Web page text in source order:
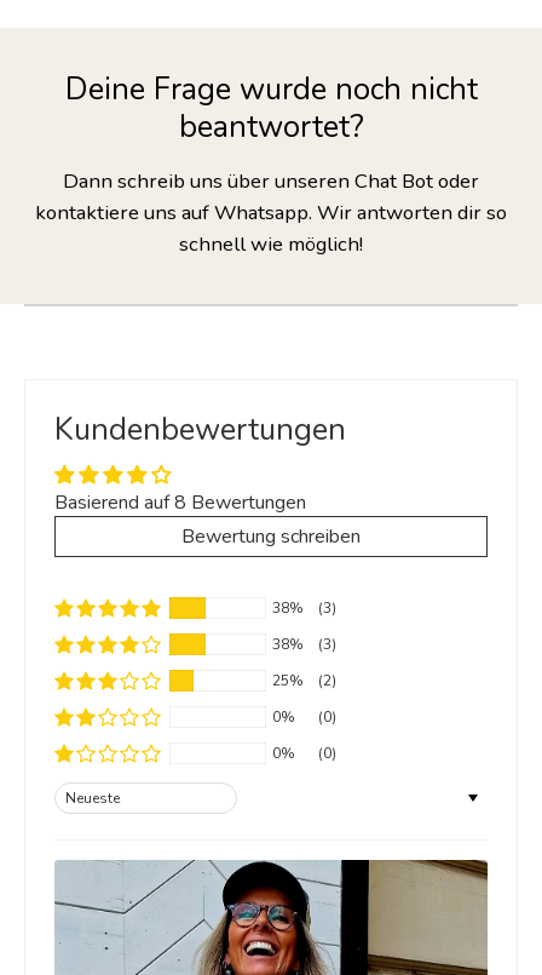
Deine Frage wurde noch nicht
beantwortet?
Dann schreib uns über unseren Chat Bot oder
kontaktiere uns auf Whatsapp. Wir antworten dir so
schnell wie möglich!
Kundenbewertungen
Basierend auf 8 Bewertungen
Bewertung schreiben
38%
(3)
38%
(3)
25%
(2)
0%
(0)
0%
(0)
Sort by